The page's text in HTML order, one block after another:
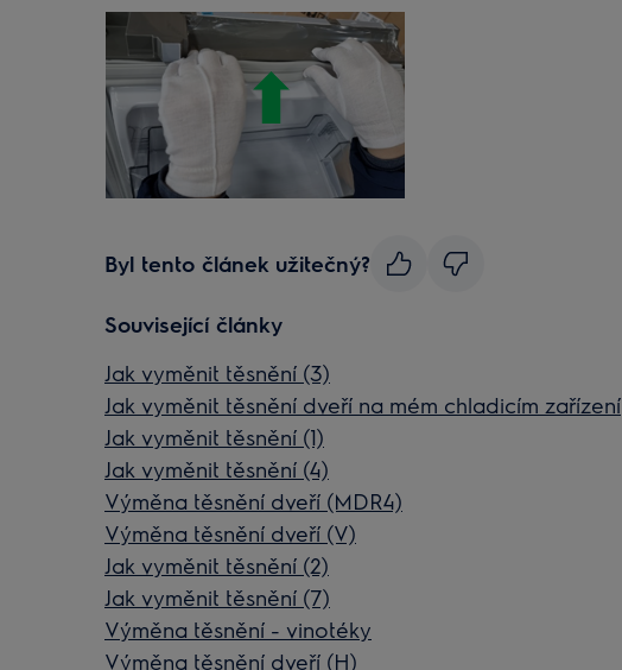
Byl tento článek užitečný?
Související články
Jak vyměnit těsnění (3)
Jak vyměnit těsnění dveří na mém chladicím zařízení
Jak vyměnit těsnění (1)
Jak vyměnit těsnění (4)
Výměna těsnění dveří (MDR4)
Výměna těsnění dveří (V)
Jak vyměnit těsnění (2)
Jak vyměnit těsnění (7)
Výměna těsnění - vinotéky
Výměna těsnění dveří (H)